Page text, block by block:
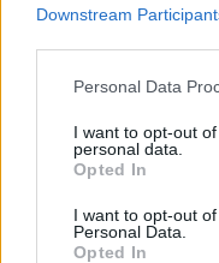
Downstream
Please note that this
not limited to your visit
grant or deny consent
use your data for
consent section.
Personal Data
I want to opt-out
personal data.
Opted In
I want to opt-out
Personal Data.
Opted In